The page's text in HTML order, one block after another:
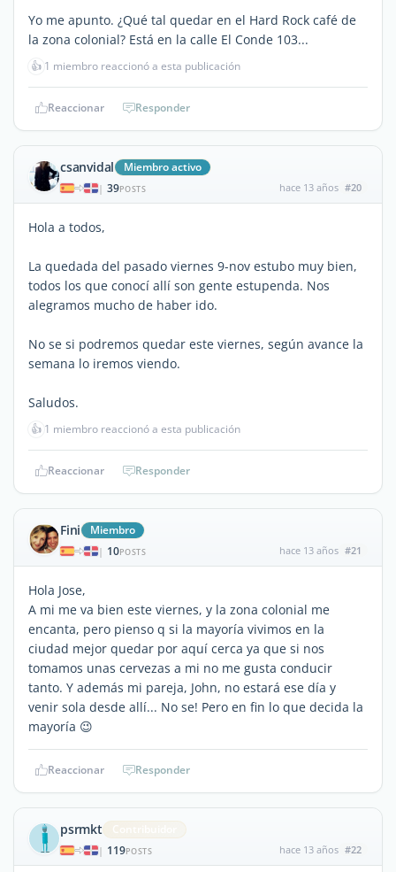
Yo me apunto. ¿Qué tal quedar en el Hard Rock café de
la zona colonial? Está en la calle El Conde 103...
👍 1 miembro reaccionó a esta publicación
Reaccionar Responder
csanvidal Miembro activo
| 39POSTS hace 13 años #20
Hola a todos,
La quedada del pasado viernes 9-nov estubo muy bien,
todos los que conocí allí son gente estupenda. Nos
alegramos mucho de haber ido.
No se si podremos quedar este viernes, según avance la
semana lo iremos viendo.
Saludos.
👍 1 miembro reaccionó a esta publicación
Reaccionar Responder
Fini Miembro
| 10POSTS hace 13 años #21
Hola Jose,
A mi me va bien este viernes, y la zona colonial me
encanta, pero pienso q si la mayoría vivimos en la
ciudad mejor quedar por aquí cerca ya que si nos
tomamos unas cervezas a mi no me gusta conducir
tanto. Y además mi pareja, John, no estará ese día y
venir sola desde allí... No se! Pero en fin lo que decida la
mayoría 😉
Reaccionar Responder
psrmkt
| 119POSTS hace 13 años #22